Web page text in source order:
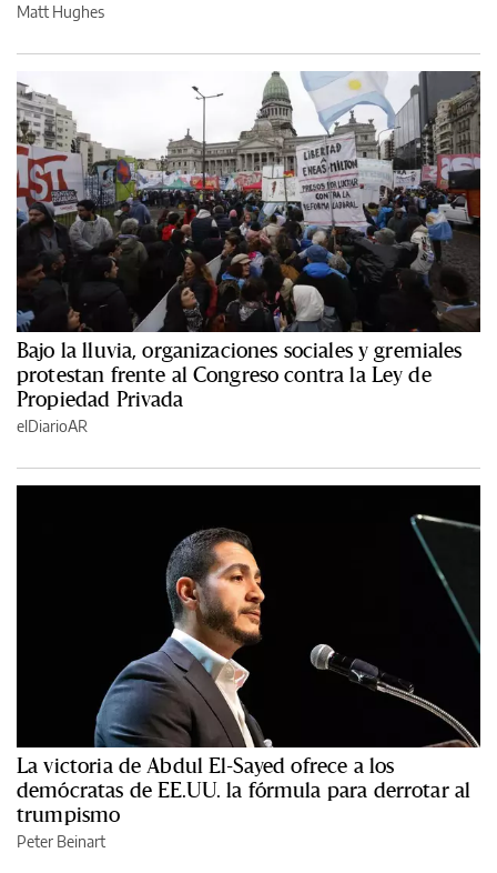
Matt Hughes
Bajo la lluvia, organizaciones sociales y gremiales
protestan frente al Congreso contra la Ley de
Propiedad Privada
elDiarioAR
La victoria de Abdul El-Sayed ofrece a los
demócratas de EE.UU. la fórmula para derrotar al
trumpismo
Peter Beinart